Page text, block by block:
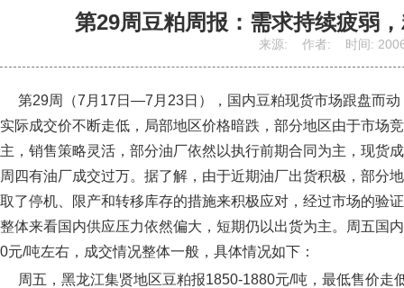
第29周豆粕周报：需求持续疲弱
来源: 作者: 时间:
第29周（7月17日—7月23日），国内豆粕现货市场跟盘而动
实际成交价不断走低，局部地区价格暗跌，部分地区由于市场
主，销售策略灵活，部分油厂依然以执行前期合同为主，现货
周四有油厂成交过万。据了解，由于近期油厂出货积极，部分
取了停机、限产和转移库存的措施来积极应对，经过市场的验
整体来看国内供应压力依然偏大，短期仍以出货为主。周五国
0元/吨左右，成交情况整体一般，具体情况如下：
周五，黑龙江集贤地区豆粕报1850-1880元/吨，最低售价走